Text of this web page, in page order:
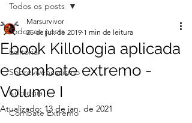
Todos os posts
Editorial
Sobrevivencialismo
Killologia
Combate Extremo
Todos os posts
Ebook Killologia aplicada
e combate extremo -
Volume I
Marsurvivor
25 de jul. de 2019 1 min de leitura
Atualizado: 13 de jan. de 2021